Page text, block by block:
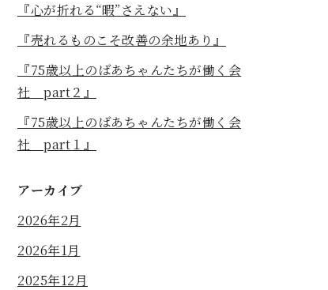
『心が折れる“暇”さえない』
『売れるものこそ改善の余地あり』
『75歳以上のばあちゃんたちが働く会
社 part２』
『75歳以上のばあちゃんたちが働く会
社 part１』
アーカイブ
2026年2月
2026年1月
2025年12月